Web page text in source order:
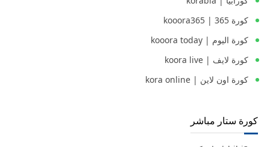
كورة 365 | kooora365
كورة اليوم | kooora today
كورة لايف | koora live
كورة اون لاين | kora online
كورة ستار مباشر